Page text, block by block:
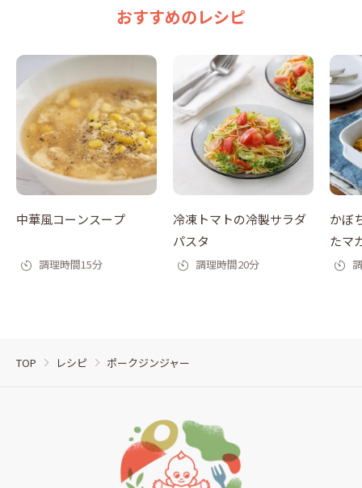
おすすめのレシピ
中華風コーンスープ
調理時間15分
冷凍トマトの冷製サラダ
パスタ
調理時間20分
かぼ
たマ
TOP レシピ ポークジンジャー